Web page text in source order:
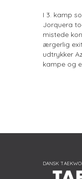
I 3. kamp
Jorquera
mistede
ærgerlig
udtrykker
kampe og